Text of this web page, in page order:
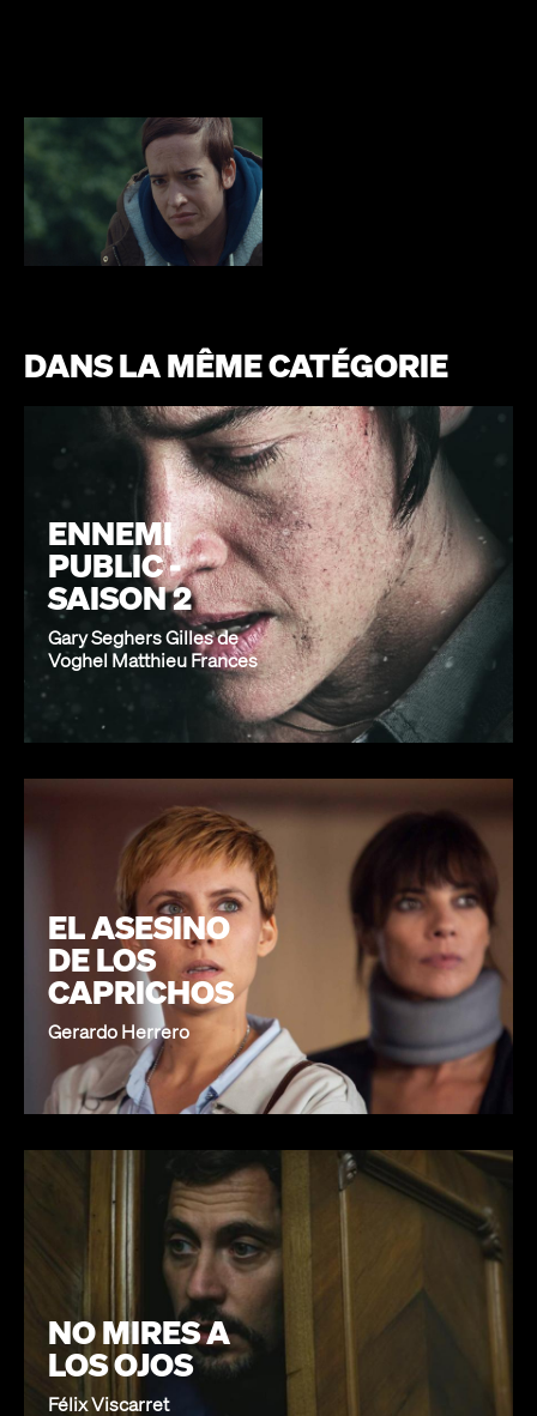
DANS LA MÊME CATÉGORIE
ENNEMI
PUBLIC -
SAISON 2
Gary Seghers Gilles de
Voghel Matthieu Frances
EL ASESINO
DE LOS
CAPRICHOS
Gerardo Herrero
NO MIRES A
LOS OJOS
Félix Viscarret